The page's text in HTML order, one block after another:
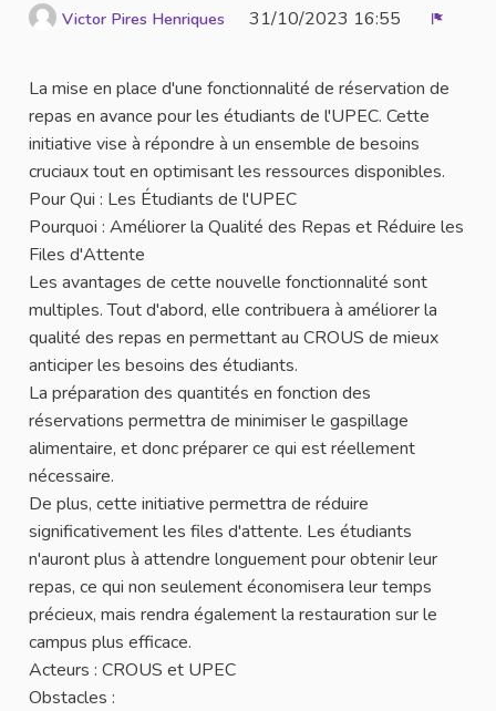
Victor Pires Henriques 31/10/2023 16:55
La mise en place d'une fonctionnalité de réservation de
repas en avance pour les étudiants de l'UPEC. Cette
initiative vise à répondre à un ensemble de besoins
cruciaux tout en optimisant les ressources disponibles.
Pour Qui : Les Étudiants de l'UPEC
Pourquoi : Améliorer la Qualité des Repas et Réduire les
Files d'Attente
Les avantages de cette nouvelle fonctionnalité sont
multiples. Tout d'abord, elle contribuera à améliorer la
qualité des repas en permettant au CROUS de mieux
anticiper les besoins des étudiants.
La préparation des quantités en fonction des
réservations permettra de minimiser le gaspillage
alimentaire, et donc préparer ce qui est réellement
nécessaire.
De plus, cette initiative permettra de réduire
significativement les files d'attente. Les étudiants
n'auront plus à attendre longuement pour obtenir leur
repas, ce qui non seulement économisera leur temps
précieux, mais rendra également la restauration sur le
campus plus efficace.
Acteurs : CROUS et UPEC
Obstacles :